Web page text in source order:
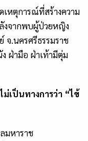
หตุการณ์ที่สร้างความ
งจากพบผู้ป่วยหญิง
จ.นครศรีธรรมราช
ฝ่ามือ ฝ่าเท้ามีตุ่ม
ม่เป็นทางการว่า “ไข้
มหาราช